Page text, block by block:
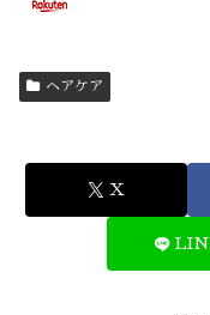
ヘアケア
X